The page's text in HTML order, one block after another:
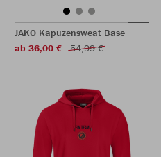
JAKO Kapuzensweat Base
ab 36,00 €
54,99 €